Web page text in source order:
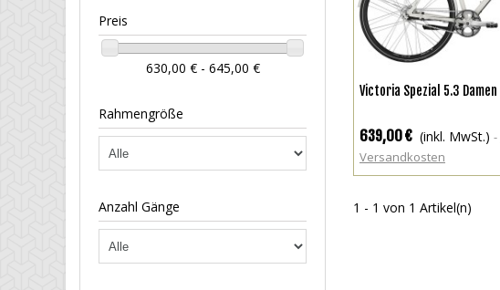
Preis
630,00 € - 645,00 €
Rahmengröße
Anzahl Gänge
MEHR ANZEIGEN
Victoria Spezial 5.3 Damen
639,00 € (inkl. MwSt.)
Versandkosten
1 - 1 von 1 Artikel(n)